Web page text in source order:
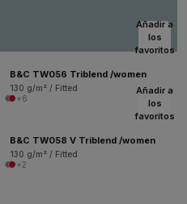
Añadir a
los
favoritos
B&C TW056 Triblend /women
130 g/m² / Fitted
+6
Añadir a
los
favoritos
B&C TW058 V Triblend /women
130 g/m² / Fitted
+2